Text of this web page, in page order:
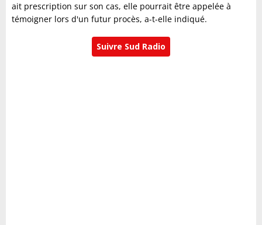
ait prescription sur son cas, elle pourrait être appelée à
témoigner lors d'un futur procès, a-t-elle indiqué.
Suivre Sud Radio